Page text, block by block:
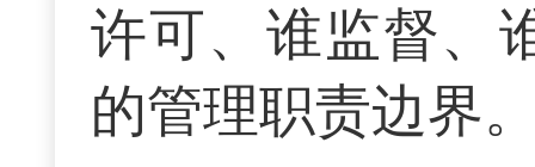
许可、谁监督、
的管理职责边界